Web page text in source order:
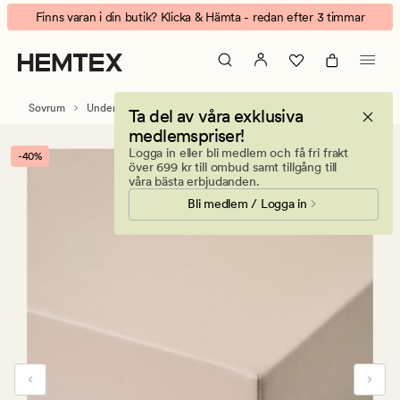
Soft
Satin
dra-
på-
Animerad
banner.
Klicka
på
att
pausa.
Finns varan i din butik? Klicka & Hämta - redan efter 3 timmar
Ta del av våra exklusiva
medlemspriser!
Logga in eller bli medlem och få fri frakt
över 699 kr till ombud samt tillgång till
våra bästa erbjudanden.
Bli medlem / Logga in
Sovrum Underlakan Dra på lakan
-40%